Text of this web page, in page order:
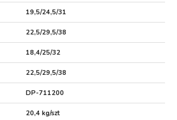
19,5/24,5/31
22,5/29,5/38
18,4/25/32
22,5/29,5/38
DP-711200
20,4 kg/szt